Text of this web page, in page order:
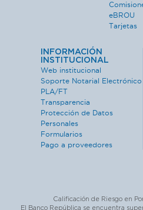
eBROU
Tarjetas
INFORMACIÓN
INSTITUCIONAL
Web institucional
Soporte Notarial Electrónico
PLA/FT
Transparencia
Protección de Datos
Personales
Formularios
Pago a proveedores
Calificación de Riesgo en
El Banco República se encuentra